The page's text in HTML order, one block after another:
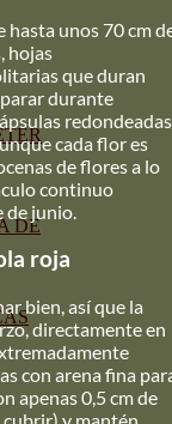
DE
hasta unos 70 cm
hojas
que duran
durante
redondeadas
cada flor es
de flores a lo
continuo
de junio.
roja
bien, así que la
directamente en
con arena fina
apenas 0,5 cm de